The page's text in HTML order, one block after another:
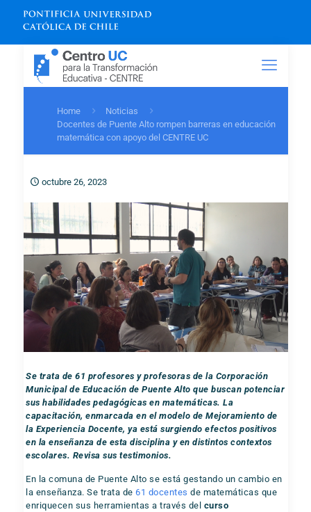
Home
Noticias
Docentes de Puente Alto rompen barreras en educación
matemática con apoyo del CENTRE UC
octubre 26, 2023
Se trata de 61 profesores y profesoras de la Corporación
Municipal de Educación de Puente Alto que buscan potenciar
sus habilidades pedagógicas en matemáticas. La
capacitación, enmarcada en el modelo de Mejoramiento de
la Experiencia Docente, ya está surgiendo efectos positivos
en la enseñanza de esta disciplina y en distintos contextos
escolares. Revisa sus testimonios.
En la comuna de Puente Alto se está gestando un cambio en
la enseñanza. Se trata de61 docentes de matemáticas que
enriquecen sus herramientas a través del curso